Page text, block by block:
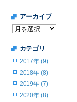
アーカイブ
カテゴリ
2017年 (9)
2018年 (8)
2019年 (7)
2020年 (8)